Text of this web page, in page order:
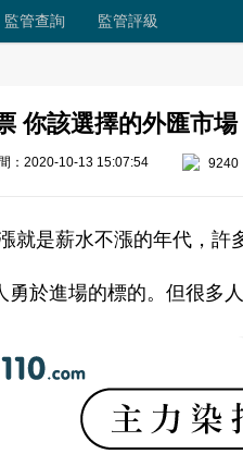
監管查詢 監管評級
你該選擇的外匯市
：2020-10-13 15:07:54 9240
就是薪水不漲的年代，許
勇於進場的標的。但很多